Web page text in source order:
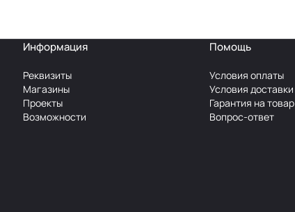
Информация
Реквизиты
Магазины
Проекты
Возможности
Помощь
Условия оплаты
Условия доставки
Гарантия на товар
Вопрос-ответ